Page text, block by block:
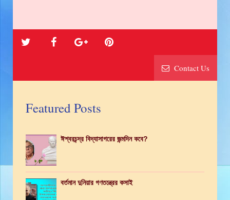
Contact Us
Featured Posts
ঈশ্বরচন্দ্র বিদ্যাসাগরের জন্মদিন কবে?
বর্তমান দুনিয়ার গণতন্ত্রের কসাই